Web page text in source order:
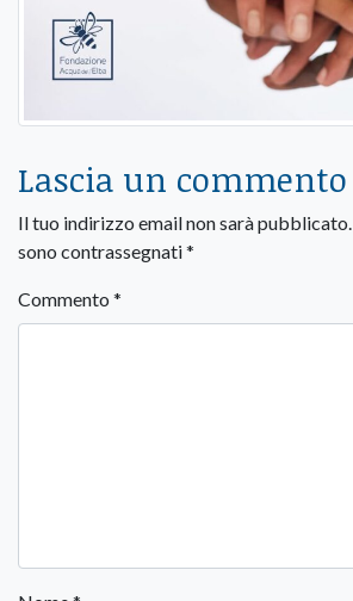
Lascia un commento
Il tuo indirizzo email non sarà pubblicato.
sono contrassegnati*
Commento *